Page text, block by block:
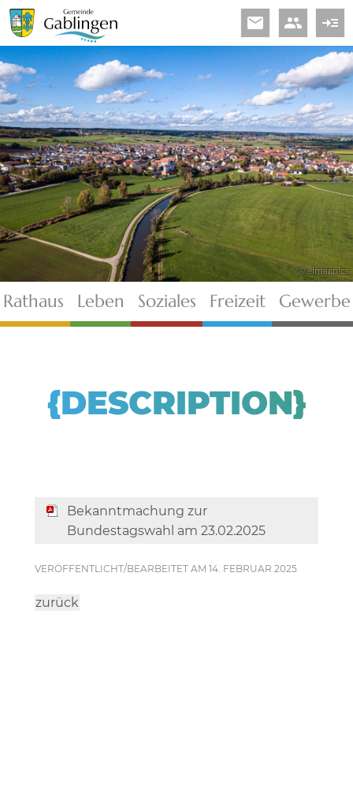
read_more
people
email
© elmar.pics
Rathaus Leben Soziales Freizeit Gewerbe
{DESCRIPTION}
Bekanntmachung zur
Bundestagswahl am 23.02.2025
VERÖFFENTLICHT/BEARBEITET AM 14. FEBRUAR 2025
zurück